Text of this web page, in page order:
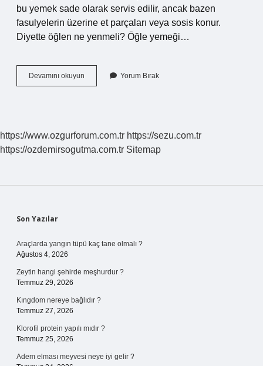
bu yemek sade olarak servis edilir, ancak bazen
fasulyelerin üzerine et parçaları veya sosis konur.
Diyette öğlen ne yenmeli? Öğle yemeği…
Devamını okuyun
Yemeğinde
Yorum Bırak
https://www.ozgurforum.com.tr https://sezu.com.tr
https://ozdemirsogutma.com.tr Sitemap
Sidebar
Son Yazılar
Araçlarda yangın tüpü kaç tane olmalı ?
Ağustos 4, 2026
Zeytin hangi şehirde meşhurdur ?
Temmuz 29, 2026
Kıngdom nereye bağlıdır ?
Temmuz 27, 2026
Klorofil protein yapılı mıdır ?
Temmuz 25, 2026
Adem elması meyvesi neye iyi gelir ?